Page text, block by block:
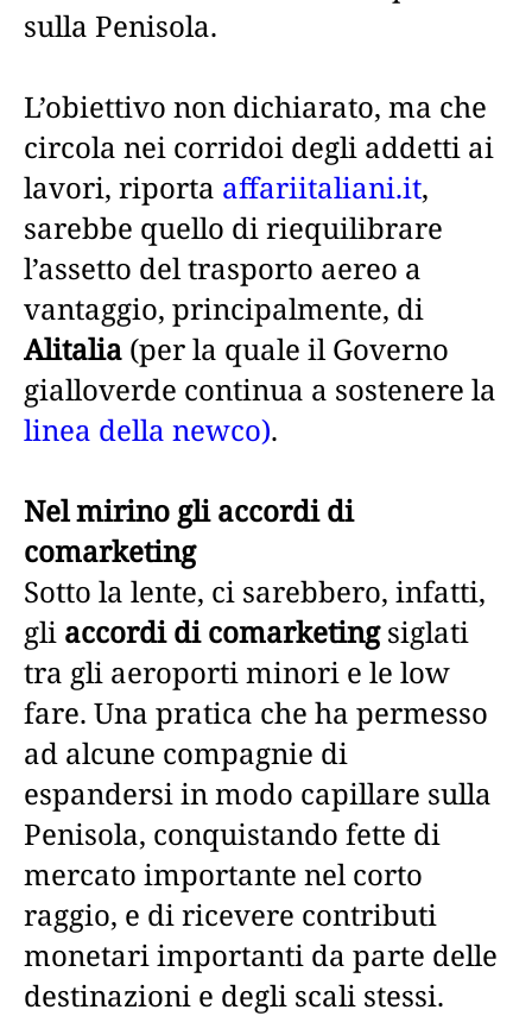
sulla Penisola.
L’obiettivo non dichiarato, ma che
circola nei corridoi degli addetti ai
lavori, riporta affariitaliani.it,
sarebbe quello di riequilibrare
l’assetto del trasporto aereo a
vantaggio, principalmente, di
Alitalia (per la quale il Governo
gialloverde continua a sostenere la
linea della newco).
Nel mirino gli accordi di
comarketing
Sotto la lente, ci sarebbero, infatti,
gli accordi di comarketingsiglati
tra gli aeroporti minori e le low
fare. Una pratica che ha permesso
ad alcune compagnie di
espandersi in modo capillare sulla
Penisola, conquistando fette di
mercato importante nel corto
raggio, e di ricevere contributi
monetari importanti da parte delle
destinazioni e degli scali stessi.